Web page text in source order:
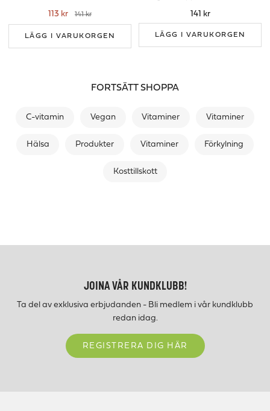
113 kr 141 kr
LÄGG I VARUKORGEN
141 kr
LÄGG I VARUKORGEN
FORTSÄTT SHOPPA
C-vitamin Vegan Vitaminer Vitaminer
Hälsa Produkter Vitaminer Förkylning
Kosttillskott
JOINA VÅR KUNDKLUBB!
Ta del av exklusiva erbjudanden - Bli medlem i vår kundklubb
redan idag.
REGISTRERA DIG HÄR